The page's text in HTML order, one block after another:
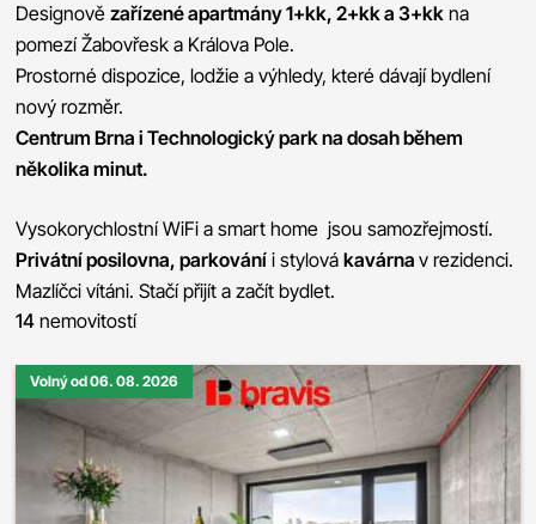
Designovězařízené apartmány 1+kk, 2+kk a 3+kk na
pomezí Žabovřesk a Králova Pole.
Prostorné dispozice, lodžie a výhledy, které dávají bydlení
nový rozměr.
Centrum Brna i Technologický park na dosah během
několika minut.
Vysokorychlostní WiFi a smart home jsou samozřejmostí.
Privátní posilovna, parkování i stylovákavárnav rezidenci.
Mazlíčci vítáni. Stačí přijít a začít bydlet.
14 nemovitostí
Volný od 06. 08. 2026